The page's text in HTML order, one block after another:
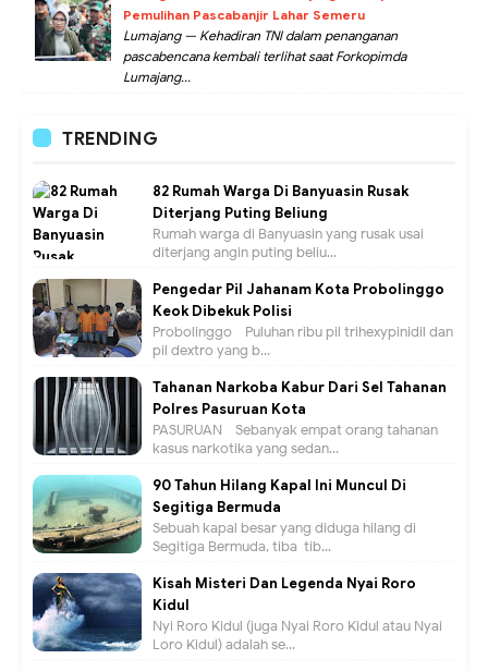
Pemulihan Pascabanjir Lahar Semeru
Lumajang — Kehadiran TNI dalam penanganan
pascabencana kembali terlihat saat Forkopimda
Lumajang...
TRENDING
82 Rumah Warga Di Banyuasin Rusak
Diterjang Puting Beliung
Rumah warga di Banyuasin yang rusak usai
diterjang angin puting beliu...
Pengedar Pil Jahanam Kota Probolinggo
Keok Dibekuk Polisi
Probolinggo - Puluhan ribu pil trihexypinidil dan
pil dextro yang b...
Tahanan Narkoba Kabur Dari Sel Tahanan
Polres Pasuruan Kota
PASURUAN - Sebanyak empat orang tahanan
kasus narkotika yang sedan...
90 Tahun Hilang Kapal Ini Muncul Di
Segitiga Bermuda
Sebuah kapal besar yang diduga hilang di
Segitiga Bermuda, tiba-tib...
Kisah Misteri Dan Legenda Nyai Roro
Kidul
Nyi Roro Kidul (juga Nyai Roro Kidul atau Nyai
Loro Kidul) adalah se...